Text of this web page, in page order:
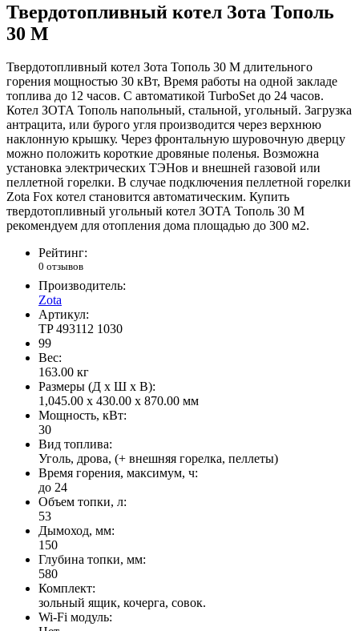
Твердотопливный котел Зота Тополь
30 М
Твердотопливный котел Зота Тополь 30 М длительного
горения мощностью 30 кВт, Время работы на одной закладе
топлива до 12 часов. С автоматикой TurboSet до 24 часов.
Котел ЗОТА Тополь напольный, стальной, угольный. Загрузка
антрацита, или бурого угля производится через верхнюю
наклонную крышку. Через фронтальную шуровочную дверцу
можно положить короткие дровяные поленья. Возможна
установка электрических ТЭНов и внешней газовой или
пеллетной горелки. В случае подключения пеллетной горелки
Zota Fox котел становится автоматическим. Купить
твердотопливный угольный котел ЗОТА Тополь 30 М
рекомендуем для отопления дома площадью до 300 м2.
Рейтинг:
0 отзывов
Производитель:
Zota
Артикул:
TP 493112 1030
99
Вес:
163.00 кг
Размеры (Д x Ш x В):
1,045.00 x 430.00 x 870.00 мм
Мощность, кВт:
30
Вид топлива:
Уголь, дрова, (+ внешняя горелка, пеллеты)
Время горения, максимум, ч:
до 24
Объем топки, л:
53
Дымоход, мм:
150
Глубина топки, мм:
580
Комплект:
зольный ящик, кочерга, совок.
Wi-Fi модуль: